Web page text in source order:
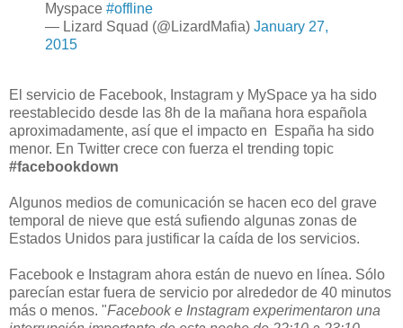
Myspace #offline
— Lizard Squad (@LizardMafia) January 27,
2015
El servicio de Facebook, Instagram y MySpace ya ha sido
reestablecido desde las 8h de la mañana hora española
aproximadamente, así que el impacto en España ha sido
menor. En Twitter crece con fuerza el trending topic
#facebookdown
Algunos medios de comunicación se hacen eco del grave
temporal de nieve que está sufiendo algunas zonas de
Estados Unidos para justificar la caída de los servicios.
Facebook e Instagram ahora están de nuevo en línea. Sólo
parecían estar fuera de servicio por alrededor de 40 minutos
más o menos. "Facebook e Instagram experimentaron una